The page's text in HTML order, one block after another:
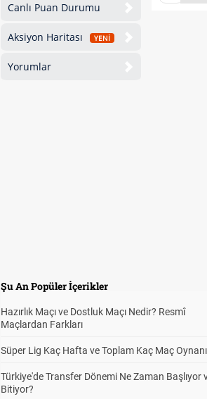
Canlı Puan Durumu
Aksiyon Haritası YENİ
Yorumlar
Şu An Popüler İçerikler
Hazırlık Maçı ve Dostluk Maçı Nedir? Resmî
Maçlardan Farkları
Süper Lig Kaç Hafta ve Toplam Kaç Maç
Türkiye'de Transfer Dönemi Ne Zaman Başlıyor
Bitiyor?